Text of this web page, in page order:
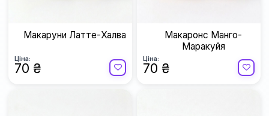
Макаруни Латте-Халва
Ціна:
70 ₴
Макаронс Манго-
Маракуйя
Ціна:
70 ₴